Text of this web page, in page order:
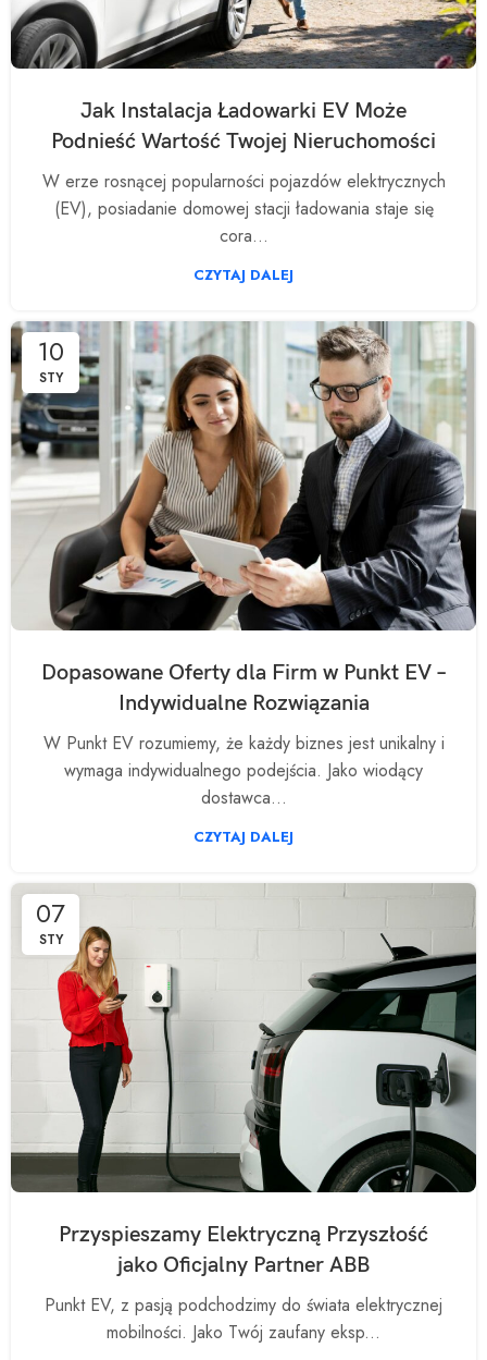
Jak Instalacja Ładowarki EV Może
Podnieść Wartość Twojej Nieruchomości
W erze rosnącej popularności pojazdów elektrycznych
(EV), posiadanie domowej stacji ładowania staje się
cora...
CZYTAJ DALEJ
10
STY
Dopasowane Oferty dla Firm w Punkt EV –
Indywidualne Rozwiązania
W Punkt EV rozumiemy, że każdy biznes jest unikalny i
wymaga indywidualnego podejścia. Jako wiodący
dostawca...
CZYTAJ DALEJ
07
STY
Przyspieszamy Elektryczną Przyszłość
jako Oficjalny Partner ABB
Punkt EV, z pasją podchodzimy do świata elektrycznej
mobilności. Jako Twój zaufany eksp...